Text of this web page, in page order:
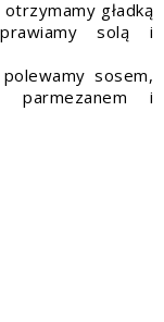
gładką
solą i
sosem,
parmezanem i